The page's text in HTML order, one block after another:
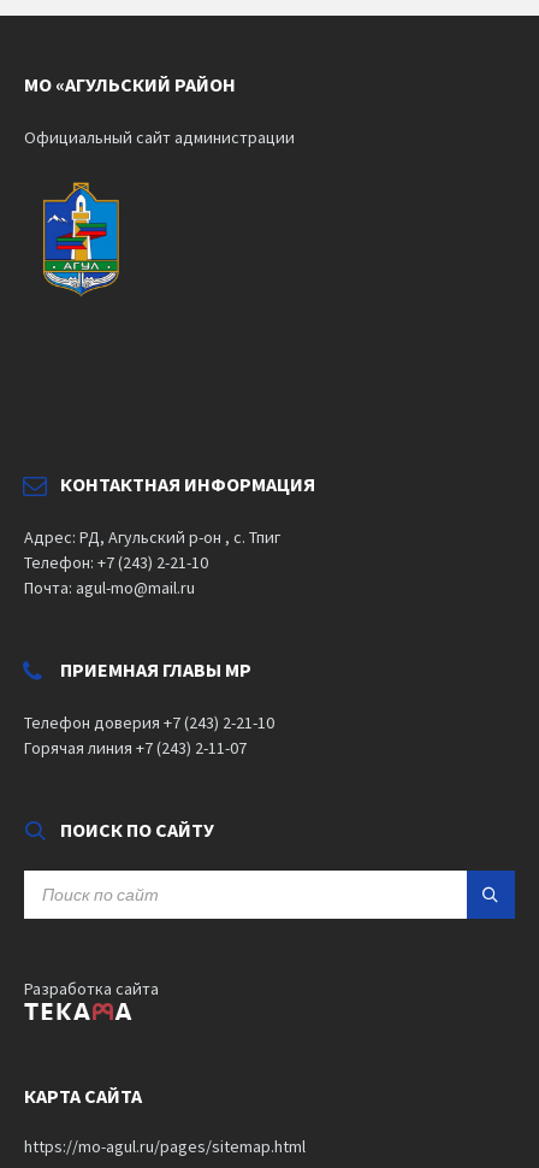
МО «АГУЛЬСКИЙ РАЙОН
Официальный сайт администрации
КОНТАКТНАЯ ИНФОРМАЦИЯ
Адрес: РД, Агульский р-он , с. Тпиг
Телефон: +7 (243) 2-21-10
Почта: agul-mo@mail.ru
ПРИЕМНАЯ ГЛАВЫ МР
Телефон доверия +7 (243) 2-21-10
Горячая линия +7 (243) 2-11-07
ПОИСК ПО САЙТУ
Разработка сайта
КАРТА САЙТА
https://mo-agul.ru/pages/sitemap.html